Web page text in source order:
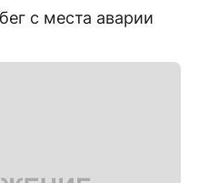
с места аварии